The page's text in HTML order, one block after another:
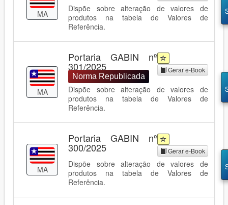
MA
Dispõe sobre alteração de valores de
produtos na tabela de Valores de
Referência.
MA
Portaria GABIN nº
301/2025
Norma Republicada
Gerar e-Book
Dispõe sobre alteração de valores de
produtos na tabela de Valores de
Referência.
MA
Portaria GABIN nº
300/2025 Gerar e-Book
Dispõe sobre alteração de valores de
produtos na tabela de Valores de
Referência.